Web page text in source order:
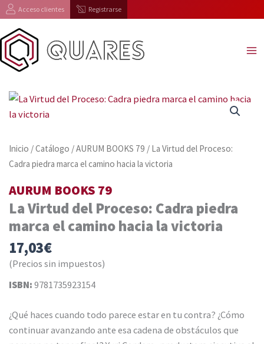
al
contenido
Acceso clientes Registrarse
Inicio /Catálogo /AURUM BOOKS 79 / La Virtud del Proceso:
Cadra piedra marca el camino hacia la victoria
AURUM BOOKS 79
La Virtud del Proceso: Cadra piedra
marca el camino hacia la victoria
17,03€
(Precios sin impuestos)
ISBN: 9781735923154
¿Qué haces cuando todo parece estar en tu contra? ¿Cómo
continuar avanzando ante esa cadena de obstáculos que